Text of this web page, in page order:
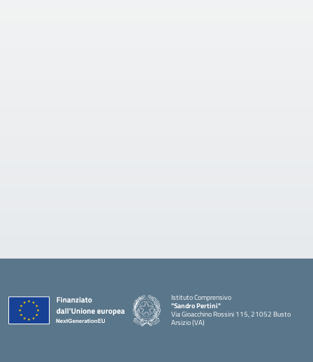
Istituto Comprensivo
"Sandro Pertini"
Via Gioacchino Rossini 115, 21052 Busto
Arsizio (VA)